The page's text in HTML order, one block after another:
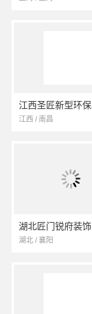
江西 / 南昌
湖北匠门锐府装饰
湖北 / 襄阳